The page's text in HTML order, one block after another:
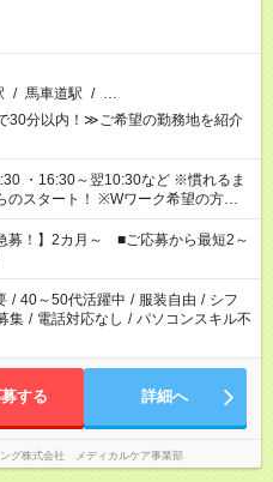
/ 馬車道駅 / …
30分以内！≫ご希望の勤務地を紹介
・16:30～翌10:30など ※慣れるま
ワーク希望の方へ
勤務時間と、もう1つのお仕事の勤務
える場合は応募できません。
募！】2カ月～ ■ご応募から最短2～
/ 40～50代活躍中 / 服装自由 / シフ
集 / 電話対応なし / パソコンスキル不
する 詳細へ
ング株式会社 メディカルケア事業部